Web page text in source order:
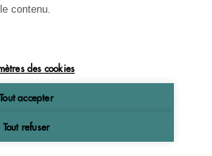
contenu.
des cookies
Tout accepter
Tout refuser
OK